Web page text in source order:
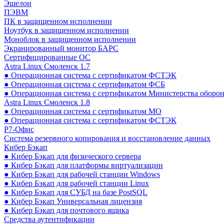
Эшелон
ПЭВМ
ПК в защищенном исполнении
Ноутбук в защищенном исполнении
Моноблок в защищенном исполнении
Экранированный монитор БАРС
Сертифицированные ОС
Astra Linux Смоленск 1.7
● Операционная система с сертификатом ФСТЭК
● Операционная система с сертификатом ФСБ
● Операционная система с сертификатом Министерства
Astra Linux Смоленск 1.8
● Операционная система с сертификатом МО
● Операционная система с сертификатом ФСТЭК
Р7-Офис
Система резервного копирования и восстановление данных
Кибер Бэкап
● Кибер Бэкап для физического сервера
● Кибер Бэкап для платформы виртуализации
● Кибер Бэкап для рабочей станции Windows
● Кибер Бэкап для рабочей станции Linux
● Кибер Бэкап для СУБД на базе PostSQL
● Кибер Бэкап Универсальная лицензия
● Кибер Бэкап для почтового ящика
Средства аутентификации